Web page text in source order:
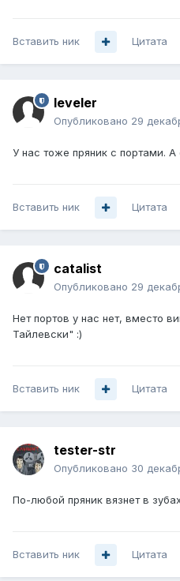
Вставить ник Цитата
leveler
Опубликовано 29
У нас тоже пряник с портами. А
Вставить ник Цитата
catalist
Опубликовано 29
Нет портов у нас нет, вместо
Тайлевски" :)
Вставить ник Цитата
tester-str
Опубликовано 30
По-любой пряник вязнет в
Вставить ник Цитата